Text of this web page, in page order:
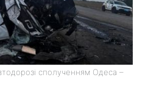
сполученням Одеса –